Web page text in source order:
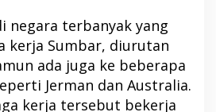
negara terbanyak yang
kerja Sumbar, diurutan
ada juga ke beberapa
Jerman dan Australia.
kerja tersebut bekerja